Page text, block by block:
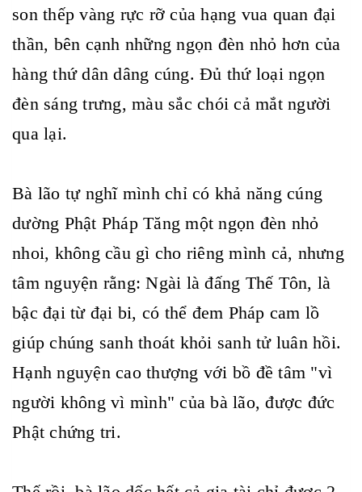
son thếp vàng rực rỡ của hạng vua quan đại
thần, bên cạnh những ngọn đèn nhỏ hơn của
hàng thứ dân dâng cúng. Đủ thứ loại ngọn
đèn sáng trưng, màu sắc chói cả mắt người
qua lại.
Bà lão tự nghĩ mình chỉ có khả năng cúng
dường Phật Pháp Tăng một ngọn đèn nhỏ
nhoi, không cầu gì cho riêng mình cả, nhưng
tâm nguyện rằng: Ngài là đấng Thế Tôn, là
bậc đại từ đại bi, có thể đem Pháp cam lồ
giúp chúng sanh thoát khỏi sanh tử luân hồi.
Hạnh nguyện cao thượng với bồ đề tâm "vì
người không vì mình" của bà lão, được đức
Phật chứng tri.